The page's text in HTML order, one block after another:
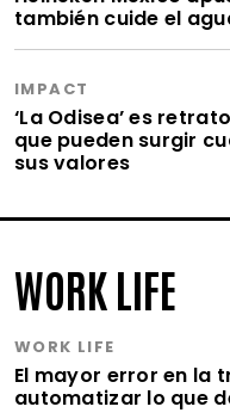
también cuide el
IMPACT
‘La Odisea’ es
que pueden surgir
sus valores
WORK LIFE
WORK LIFE
El mayor error en la
automatizar lo que